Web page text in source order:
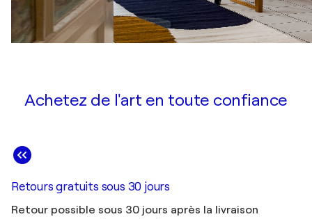
Achetez de l'art en toute confiance
Retours gratuits sous 30 jours
Retour possible sous 30 jours après la livraison